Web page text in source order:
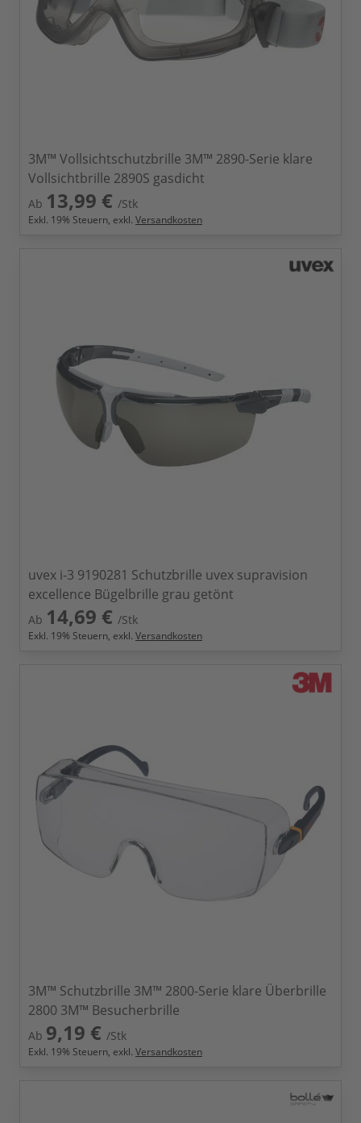
3M™ Vollsichtschutzbrille 3M™ 2890-Serie klare
Vollsichtbrille 2890S gasdicht
Ab 13,99 € /Stk
Exkl. 19% Steuern, exkl. Versandkosten
uvex i-3 9190281 Schutzbrille uvex supravision
excellence Bügelbrille grau getönt
Ab 14,69 € /Stk
Exkl. 19% Steuern, exkl. Versandkosten
3M™ Schutzbrille 3M™ 2800-Serie klare Überbrille
2800 3M™ Besucherbrille
Ab 9,19 € /Stk
Exkl. 19% Steuern, exkl. Versandkosten